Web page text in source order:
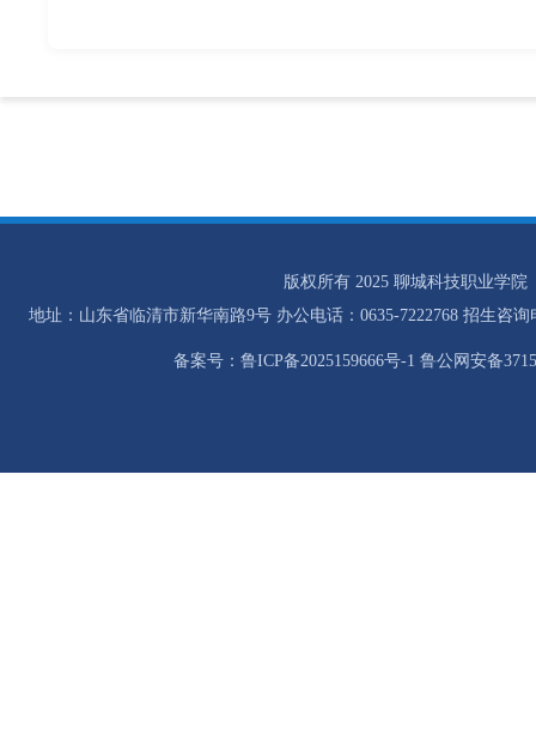
版权所有 2025 聊城科技职业学院
地址：山东省临清市新华南路9号 办公电话：0635-7222768 招生咨询
备案号：鲁ICP备2025159666号-1 鲁公网安备